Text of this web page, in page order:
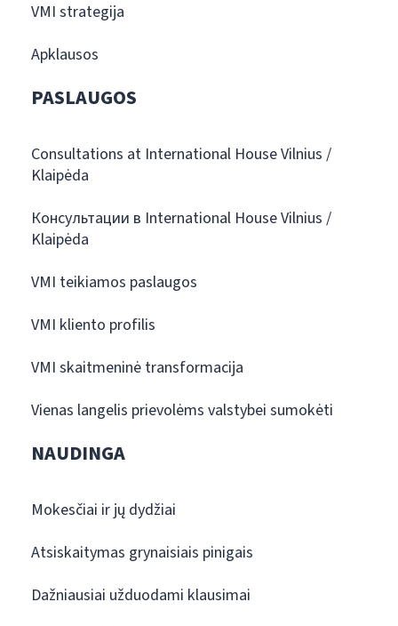
VMI strategija
Apklausos
PASLAUGOS
Consultations at International House Vilnius /
Klaipėda
Консультации в International House Vilnius /
Klaipėda
VMI teikiamos paslaugos
VMI kliento profilis
VMI skaitmeninė transformacija
Vienas langelis prievolėms valstybei sumokėti
NAUDINGA
Mokesčiai ir jų dydžiai
Atsiskaitymas grynaisiais pinigais
Dažniausiai užduodami klausimai